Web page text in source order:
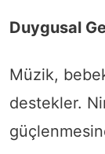
Duygusal
Müzik,
destekler.